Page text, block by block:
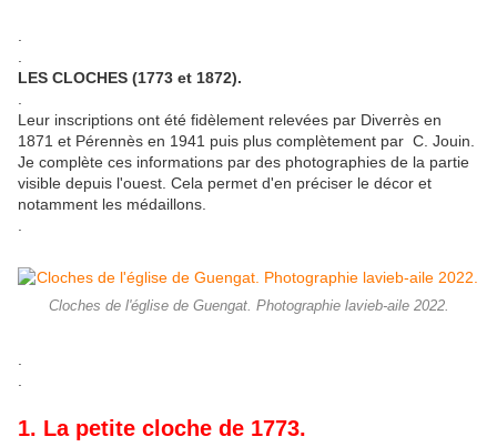
LES CLOCHES (1773 et 1872).
Leur inscriptions ont été fidèlement relevées par Diverrès en
1871 et Pérennès en 1941 puis plus complètement par C. Jouin.
Je complète ces informations par des photographies de la partie
visible depuis l'ouest. Cela permet d'en préciser le décor et
notamment les médaillons.
Cloches de l'église de Guengat. Photographie lavieb-aile 2022.
1. La petite cloche de 1773.